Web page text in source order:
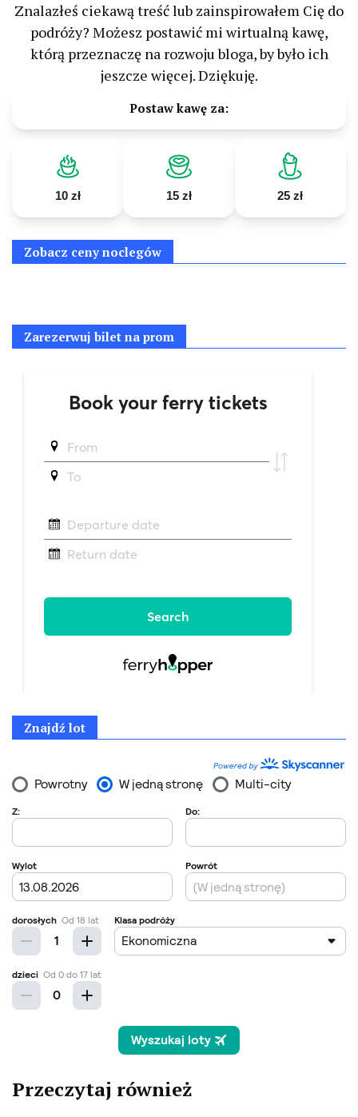
Znalazłeś ciekawą treść lub zainspirowałem Cię do
podróży? Możesz postawić mi wirtualną kawę,
którą przeznaczę na rozwoju bloga, by było ich
jeszcze więcej. Dziękuję.
Postaw kawę za:
10 zł 15 zł 25 zł
Zobacz ceny noclegów
Zarezerwuj bilet na prom
Znajdź lot
Przeczytaj również